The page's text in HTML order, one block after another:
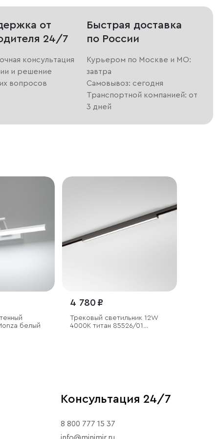
от
24/7
консультация
и решение
вопросов
Быстрая доставка
по России
Курьером по Москве и МО:
завтра
Самовывоз: сегодня
Транспортной компанией: от
3 дней
белый
4 780 ₽
Трековый светильник 12W
4000K титан 85526/01
Консультация 24/7
8 800 777 15 37
info@minimir.ru